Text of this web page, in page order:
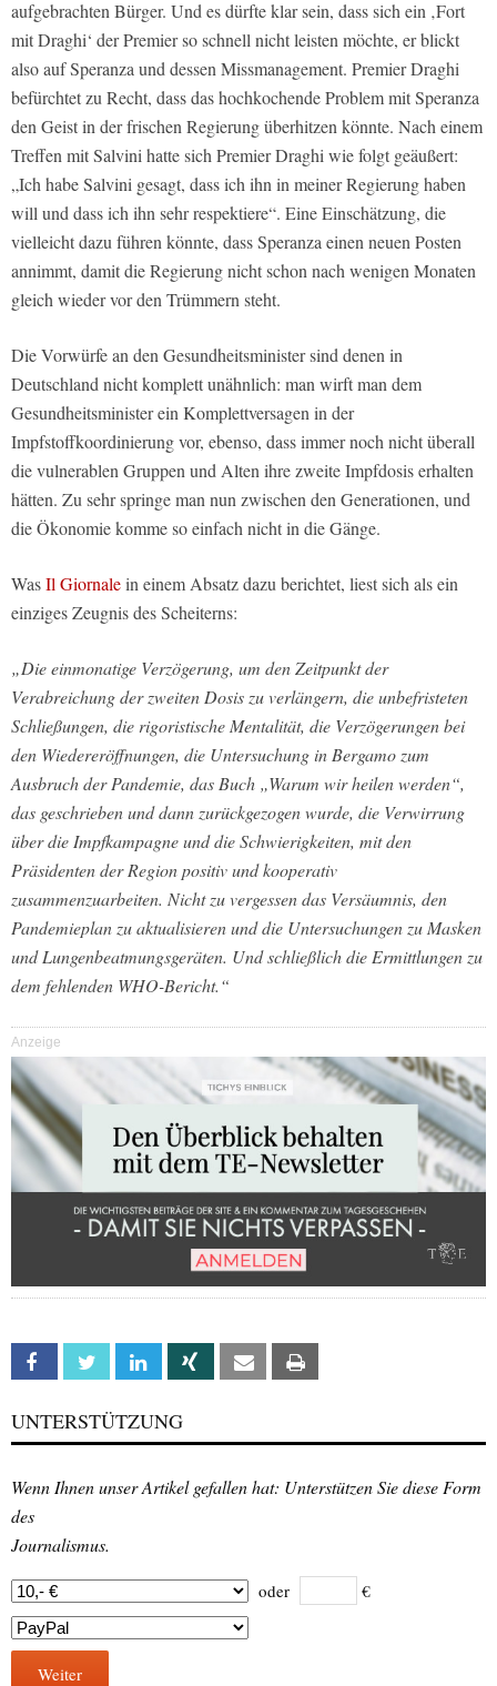
aufgebrachten Bürger. Und es dürfte klar sein, dass sich ein ‚Fort
mit Draghi‘ der Premier so schnell nicht leisten möchte, er blickt
also auf Speranza und dessen Missmanagement. Premier Draghi
befürchtet zu Recht, dass das hochkochende Problem mit Speranza
den Geist in der frischen Regierung überhitzen könnte. Nach einem
Treffen mit Salvini hatte sich Premier Draghi wie folgt geäußert:
„Ich habe Salvini gesagt, dass ich ihn in meiner Regierung haben
will und dass ich ihn sehr respektiere“. Eine Einschätzung, die
vielleicht dazu führen könnte, dass Speranza einen neuen Posten
annimmt, damit die Regierung nicht schon nach wenigen Monaten
gleich wieder vor den Trümmern steht.
Die Vorwürfe an den Gesundheitsminister sind denen in
Deutschland nicht komplett unähnlich: man wirft man dem
Gesundheitsminister ein Komplettversagen in der
Impfstoffkoordinierung vor, ebenso, dass immer noch nicht überall
die vulnerablen Gruppen und Alten ihre zweite Impfdosis erhalten
hätten. Zu sehr springe man nun zwischen den Generationen, und
die Ökonomie komme so einfach nicht in die Gänge.
WasIl Giornalein einem Absatz dazu berichtet, liest sich als ein
einziges Zeugnis des Scheiterns:
„Die einmonatige Verzögerung, um den Zeitpunkt der
Verabreichung der zweiten Dosis zu verlängern, die unbefristeten
Schließungen, die rigoristische Mentalität, die Verzögerungen bei
den Wiedereröffnungen, die Untersuchung in Bergamo zum
Ausbruch der Pandemie, das Buch „Warum wir heilen werden“,
das geschrieben und dann zurückgezogen wurde, die Verwirrung
über die Impfkampagne und die Schwierigkeiten, mit den
Präsidenten der Region positiv und kooperativ
zusammenzuarbeiten. Nicht zu vergessen das Versäumnis, den
Pandemieplan zu aktualisieren und die Untersuchungen zu Masken
und Lungenbeatmungsgeräten. Und schließlich die Ermittlungen zu
dem fehlenden WHO-Bericht.“
Anzeige
Facebook Twitter Linkedin Xing Email
UNTERSTÜTZUNG
Wenn Ihnen unser Artikel gefallen hat: Unterstützen Sie diese Form
des
Journalismus.
oder €
Weiter